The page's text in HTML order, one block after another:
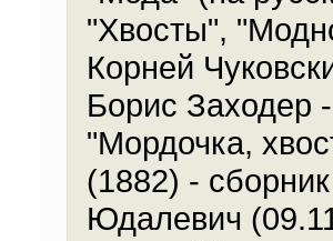
"Хвосты",
Корней
Борис Заходер
"Мордочка,
(1882) -
Юдалевич